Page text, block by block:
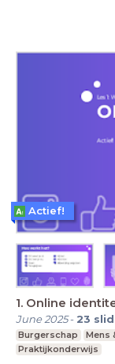
1. Online
June 2025- 23
Burgerschap Mens
Praktijkonderwijs
Actief!